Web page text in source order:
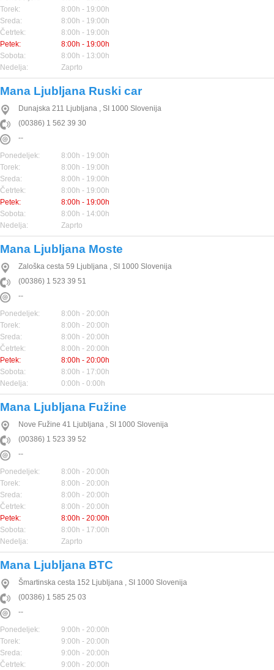
Torek:
8:00h - 19:00h
Sreda:
8:00h - 19:00h
Četrtek:
8:00h - 19:00h
Petek:
8:00h - 19:00h
Sobota:
8:00h - 13:00h
Nedelja:
Zaprto
Mana Ljubljana Ruski car
Dunajska 211 Ljubljana , SI 1000 Slovenija
(00386) 1 562 39 30
--
Ponedeljek:
8:00h - 19:00h
Torek:
8:00h - 19:00h
Sreda:
8:00h - 19:00h
Četrtek:
8:00h - 19:00h
Petek:
8:00h - 19:00h
Sobota:
8:00h - 14:00h
Nedelja:
Zaprto
Mana Ljubljana Moste
Zaloška cesta 59 Ljubljana , SI 1000 Slovenija
(00386) 1 523 39 51
--
Ponedeljek:
8:00h - 20:00h
Torek:
8:00h - 20:00h
Sreda:
8:00h - 20:00h
Četrtek:
8:00h - 20:00h
Petek:
8:00h - 20:00h
Sobota:
8:00h - 17:00h
Nedelja:
0:00h - 0:00h
Mana Ljubljana Fužine
Nove Fužine 41 Ljubljana , SI 1000 Slovenija
(00386) 1 523 39 52
--
Ponedeljek:
8:00h - 20:00h
Torek:
8:00h - 20:00h
Sreda:
8:00h - 20:00h
Četrtek:
8:00h - 20:00h
Petek:
8:00h - 20:00h
Sobota:
8:00h - 17:00h
Nedelja:
Zaprto
Mana Ljubljana BTC
Šmartinska cesta 152 Ljubljana , SI 1000 Slovenija
(00386) 1 585 25 03
--
Ponedeljek:
9:00h - 20:00h
Torek:
9:00h - 20:00h
Sreda:
9:00h - 20:00h
Četrtek:
9:00h - 20:00h